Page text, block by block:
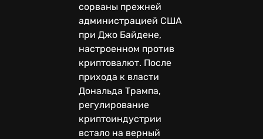
сорваны прежней
администрацией США
при Джо Байдене,
настроенном против
криптовалют. После
прихода к власти
Дональда Трампа,
регулирование
криптоиндустрии
встало на верный